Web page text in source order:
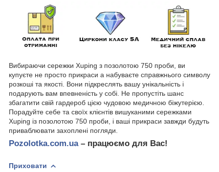
Вибираючи сережки Xuping з позолотою 750 проби, ви
купуєте не просто прикраси а набуваєте справжнього символу
розкоші та якості. Вони підкреслять вашу унікальність і
подарують вам впевненість у собі. Не пропустіть шанс
збагатити свій гардероб цією чудовою медичною біжутерією.
Порадуйте себе та своїх клієнтів вишуканими сережками
Xuping із позолотою 750 проби, і ваші прикраси завжди будуть
приваблювати захоплені погляди.
Pozolotka.com.ua– працюємо для Вас!
Приховати